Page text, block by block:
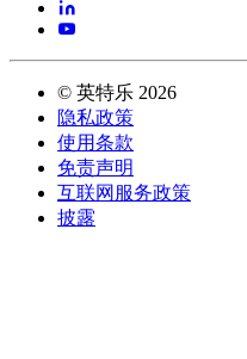
© 英特乐 2026
隐私政策
使用条款
免责声明
互联网服务政策
披露